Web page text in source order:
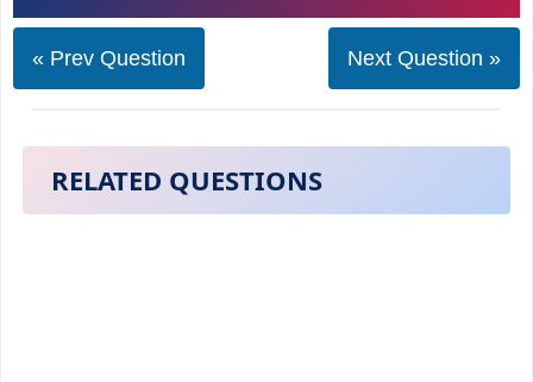
« Prev Question Next Question »
RELATED QUESTIONS